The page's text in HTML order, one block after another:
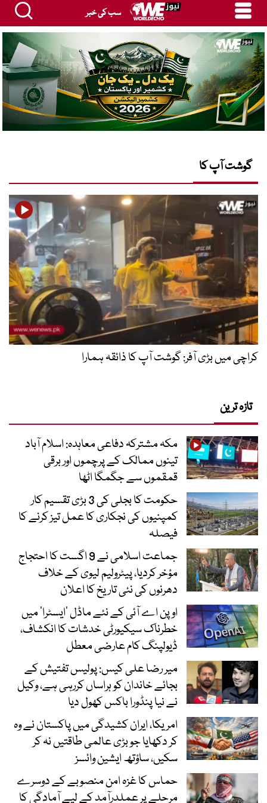
سب کی خبر
گوشت آپ کا
کراچی میں بڑی آفر: گوشت آپ کا ذائقہ ہمارا
تازہ ترین
مکہ مشترکہ دفاعی معاہدہ: اسلام آباد
تینوں ممالک کے پرچموں اور برقی
قمقموں سے جگمگا اٹھا
حکومت کا بجلی کی 3 بڑی تقسیم کار
کمپنیوں کی نجکاری کا عمل تیز کرنے کا
فیصلہ
جماعت اسلامی نے 9 اگست کا احتجاج
مؤخر کردیا، پیٹرولیم لیوی کے خلاف
دھرنوں کی نئی تاریخ کا اعلان
اوپن اے آئی کے نئے ماڈل ’ایسٹرا‘ میں
خطرناک سیکیورٹی خدشات کا انکشاف،
ڈیولپنگ کام عارضی معطل
میر رضا علی کیس: پولیس تفتیش کے
بجائے خاندان کو ہراساں کررہی ہے، وکیل
نے نیا پنڈورا باکس کھول دیا
امریکا، ایران کشیدگی میں پاکستان نے وہ
کر دکھایا جو بڑی عالمی طاقتیں نہ کر
سکیں، ساؤتھ ایشین وائسز
حماس کا غزہ امن منصوبے کے دوسرے
مرحلے پر عملدرآمد کے لیے آمادگی کا